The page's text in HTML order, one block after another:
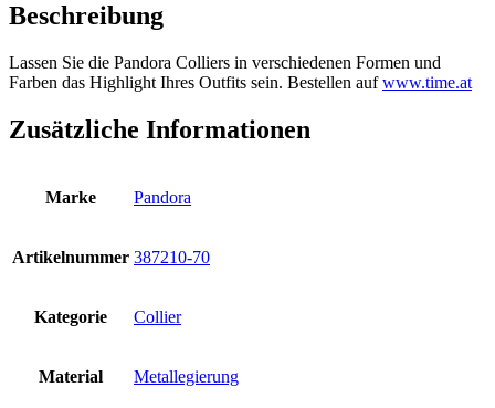
Beschreibung
Lassen Sie die Pandora Colliers in verschiedenen Formen und
Farben das Highlight Ihres Outfits sein. Bestellen aufwww.time.at
Zusätzliche Informationen
Marke Pandora
Artikelnummer 387210-70
Kategorie Collier
Material Metallegierung